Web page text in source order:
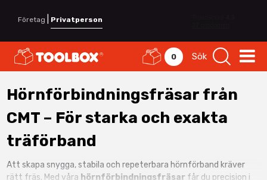
Företag Privatperson
0 Sök
Hörnförbindningsfräsar från
CMT – För starka och exakta
träförband
Att skapa snygga, stabila och repeterbara hörnförband kräver
rätt fräs. Med våra hörnförbindningsfräsar får du precision i